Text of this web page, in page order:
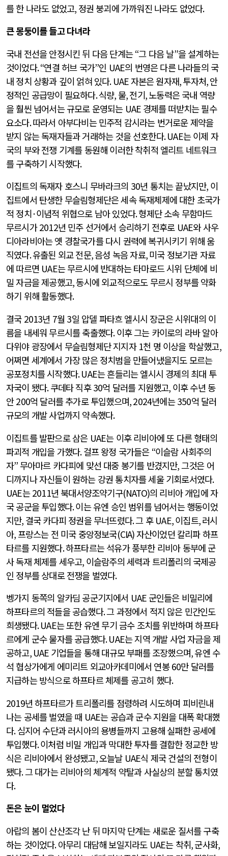
를 한 나라도 없었고, 정권 붕괴에 가까워진 나라도 없었다.
큰 몽둥이를 들고 다녀라
국내 전선을 안정시킨 뒤 다음 단계는“그 다음 날”을 설계하는
것이었다. “연결 허브 국가”인 UAE의 번영은 다른 나라들의 국
내 정치 상황과 깊이 얽혀 있다. UAE자본은 원자재,투자처,안
정적인 공급망이 필요하다.식량, 물,전기,노동력은 국내 역량
을 훨씬 넘어서는 규모로 운영되는 UAE 경제를 떠받치는 필수
요소다.따라서 아부다비는 민주적 감시라는 번거로운 제약을
받지 않는 독재자들과 거래하는 것을 선호한다. UAE는 이제 자
국의 부와 전쟁 기계를 동원해 이러한 착취적 엘리트 네트워크
를 구축하기 시작했다.
이집트의 독재자 호스니 무바라크의 30년 통치는 끝났지만, 이
집트에서 탄생한 무슬림형제단은 세속 독재체제에 대한 초국가
적 정치·이념적 위협으로 남아 있었다.형제단 소속 무함마드
무르시가2012년 민주 선거에서 승리하기 전후로 UAE와 사우
디아라비아는 옛 경찰국가를 다시 권력에 복귀시키기 위해 움
직였다.유출된 외교 전문,음성 녹음 자료,미국 정보기관 자료
에 따르면 UAE는 무르시에 반대하는 타마로드 시위 단체에 비
밀 자금을 제공했고,동시에 외교적으로도 무르시 정부를 약화
하기 위해 활동했다.
결국 2013년 7월 3일 압델 파타흐 엘시시 장군은 시위대의 이
름을 내세워 무르시를 축출했다.이후 그는 카이로의 라바 알아
다위야 광장에서 무슬림형제단 지지자 1천 명 이상을 학살했고,
어쩌면 세계에서 가장 많은 정치범을 만들어냈을지도 모르는
공포정치를 시작했다. UAE는 흔들리는 엘시시 경제의 최대 투
자국이 됐다.쿠데타 직후30억 달러를 지원했고, 이후 수년 동
안200억 달러를 추가로 투입했으며, 2024년에는350억 달러
규모의 개발 사업까지 약속했다.
이집트를 발판으로 삼은 UAE는 이후 리비아에 또 다른 형태의
파괴적 개입을 가했다.걸프 왕정 국가들은 “이슬람 사회주의
자” 무아마르 카다피에 맞선 대중 봉기를 반겼지만,그것은 어
디까지나 자신들이 원하는 강권 통치자를 세울 기회로서였다.
UAE는2011년 북대서양조약기구(NATO)의 리비아 개입에 자
국 공군을 투입했다.이는 유엔 승인 범위를 넘어서는 행동이었
지만, 결국 카다피 정권을 무너뜨렸다.그 후 UAE,이집트,러시
아,프랑스는 전 미국 중앙정보국(CIA)자산이었던 칼리파 하프
타르를 지원했다.하프타르는 석유가 풍부한 리비아 동부에 군
사 독재 체제를 세우고, 이슬람주의 세력과 트리폴리의 국제공
인 정부를 상대로 전쟁을 벌였다.
벵가지 동쪽의 알카딤 공군기지에서 UAE 군인들은 비밀리에
하프타르의 적들을 공습했다.그 과정에서 적지 않은 민간인도
희생됐다. UAE는 또한 유엔 무기 금수 조치를 위반하며 하프타
르에게 군수 물자를 공급했다. UAE는 지역 개발 사업 자금을 제
공하고, UAE 기업들을 통해 대규모 부패를 조장했으며,유엔 수
석 협상가에게 에미리트 외교아카데미에서 연봉60만 달러를
지급하는 방식으로 하프타르 체제를 공고히 했다.
2019년 하프타르가 트리폴리를 점령하려 시도하며 피비린내
나는 공세를 벌였을 때 UAE는 공습과 군수 지원을 대폭 확대했
다.심지어 수단과 러시아의 용병들까지 고용해 실패한 공세에
투입했다.이처럼 비밀 개입과 막대한 투자를 결합한 정교한 방
식은 리비아에서 완성됐고,오늘날 UAE식 제국 건설의 전형이
됐다.그 대가는 리비아의 체계적 약탈과 사실상의 분할 통치였
다.
돈은 눈이 멀었다
아랍의 봄이 산산조각 난 뒤 마지막 단계는 새로운 질서를 구축
하는 것이었다.아무리 대담해 보일지라도 UAE는 착취,군사화,